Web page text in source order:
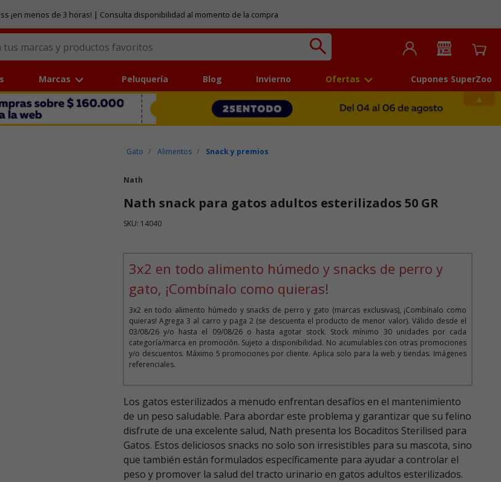
¡en menos de 3 horas! | Consulta disponibilidad al momento de la compra
Marcas Peluquería Blog Invierno Ofertas Cupones SuperZoo
Gato Alimentos Snack y premios
Nath
Nath snack para gatos adultos esterilizados 50 GR
SKU: 14040
3x2 en todo alimento húmedo y snacks de perro y
gato, ¡Combínalo como quieras!
3x2 en todo alimento húmedo y snacks de perro y gato (marcas exclusivas), ¡Combínalo como
quieras! Agrega 3 al carro y paga 2 (se descuenta el producto de menor valor). Válido desde el
03/08/26 y/o hasta el 09/08/26 o hasta agotar stock. Stock mínimo 30 unidades por cada
categoría/marca en promoción. Sujeto a disponibilidad. No acumulables con otras promociones
y/o descuentos. Máximo 5 promociones por cliente. Aplica solo para la web y tiendas. Imágenes
referenciales.
Los gatos esterilizados a menudo enfrentan desafíos en el mantenimiento
de un peso saludable. Para abordar este problema y garantizar que su felino
disfrute de una excelente salud, Nath presenta los Bocaditos Sterilised para
Gatos. Estos deliciosos snacks no solo son irresistibles para su mascota, sino
que también están formulados específicamente para ayudar a controlar el
peso y promover la salud del tracto urinario en gatos adultos esterilizados.